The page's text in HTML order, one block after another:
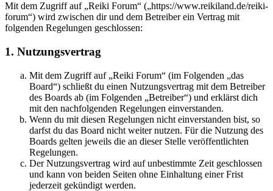
Mit dem Zugriff auf „Reiki Forum“ („https://www.reikiland.de/reiki-
forum“) wird zwischen dir und dem Betreiber ein Vertrag mit
folgenden Regelungen geschlossen:
1. Nutzungsvertrag
Mit dem Zugriff auf „Reiki Forum“ (im Folgenden „das
Board“) schließt du einen Nutzungsvertrag mit dem Betreiber
des Boards ab (im Folgenden „Betreiber“) und erklärst dich
mit den nachfolgenden Regelungen einverstanden.
Wenn du mit diesen Regelungen nicht einverstanden bist, so
darfst du das Board nicht weiter nutzen. Für die Nutzung des
Boards gelten jeweils die an dieser Stelle veröffentlichten
Regelungen.
Der Nutzungsvertrag wird auf unbestimmte Zeit geschlossen
und kann von beiden Seiten ohne Einhaltung einer Frist
jederzeit gekündigt werden.